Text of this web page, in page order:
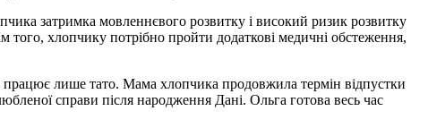
затримка мовленнєвого розвитку і високий ризик розвитку
того, хлопчику потрібно пройти додаткові медичні обстеження,
працює лише тато. Мама хлопчика продовжила термін відпустки
справи після народження Дані. Ольга готова весь час